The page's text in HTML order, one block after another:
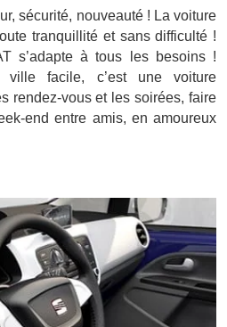
sécurité, nouveauté ! La voiture
tranquillité et sans difficulté !
s’adapte à tous les besoins !
facile, c’est une voiture
rendez-vous et les soirées, faire
end entre amis, en amoureux